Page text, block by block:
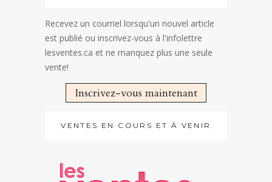
Recevez un courriel lorsqu'un nouvel article
est publié ou inscrivez-vous à l'infolettre
lesventes.ca et ne manquez plus une seule
vente!
Inscrivez-vous maintenant
VENTES EN COURS ET À VENIR